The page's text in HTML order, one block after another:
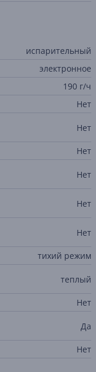
испарительный
электронное
190 г/ч
Нет
Нет
Нет
Нет
Нет
Нет
тихий режим
теплый
Нет
Да
Нет